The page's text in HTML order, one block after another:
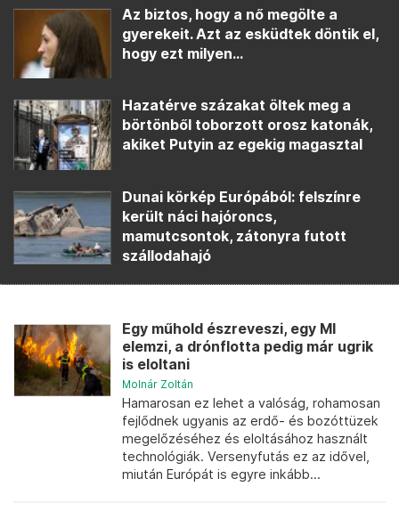
Az biztos, hogy a nő megölte a
gyerekeit. Azt az esküdtek döntik el,
hogy ezt milyen...
Hazatérve százakat öltek meg a
börtönből toborzott orosz katonák,
akiket Putyin az egekig magasztal
Dunai körkép Európából: felszínre
került náci hajóroncs,
mamutcsontok, zátonyra futott
szállodahajó
Egy műhold észreveszi, egy MI
elemzi, a drónflotta pedig már ugrik
is eloltani
Molnár Zoltán
Hamarosan ez lehet a valóság, rohamosan
fejlődnek ugyanis az erdő- és bozóttüzek
megelőzéséhez és eloltásához használt
technológiák. Versenyfutás ez az idővel,
miután Európát is egyre inkább...